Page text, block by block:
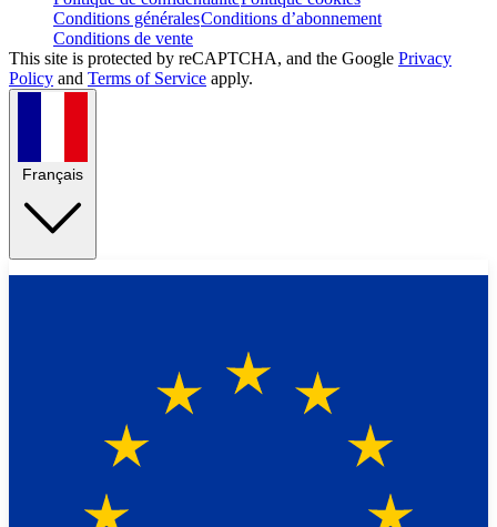
Conditions généralesConditions d’abonnement
Conditions de vente
This site is protected by reCAPTCHA, and the Google Privacy
Policy and Terms of Service apply.
Français